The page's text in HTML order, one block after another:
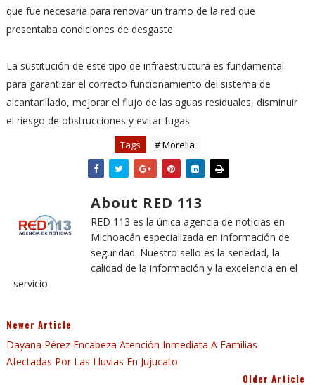
que fue necesaria para renovar un tramo de la red que
presentaba condiciones de desgaste.
La sustitución de este tipo de infraestructura es fundamental
para garantizar el correcto funcionamiento del sistema de
alcantarillado, mejorar el flujo de las aguas residuales, disminuir
el riesgo de obstrucciones y evitar fugas.
Tags # Morelia
About RED 113
RED 113 es la única agencia de noticias en
Michoacán especializada en información de
seguridad. Nuestro sello es la seriedad, la
calidad de la información y la excelencia en el
servicio.
Newer Article
Dayana Pérez Encabeza Atención Inmediata A Familias
Afectadas Por Las Lluvias En Jujucato
Older Article